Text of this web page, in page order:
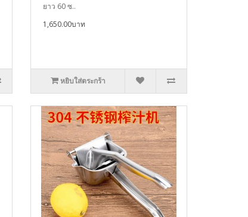
ยาว 60 ซ..
1,650.00บาท
หยิบใส่ตระกร้า